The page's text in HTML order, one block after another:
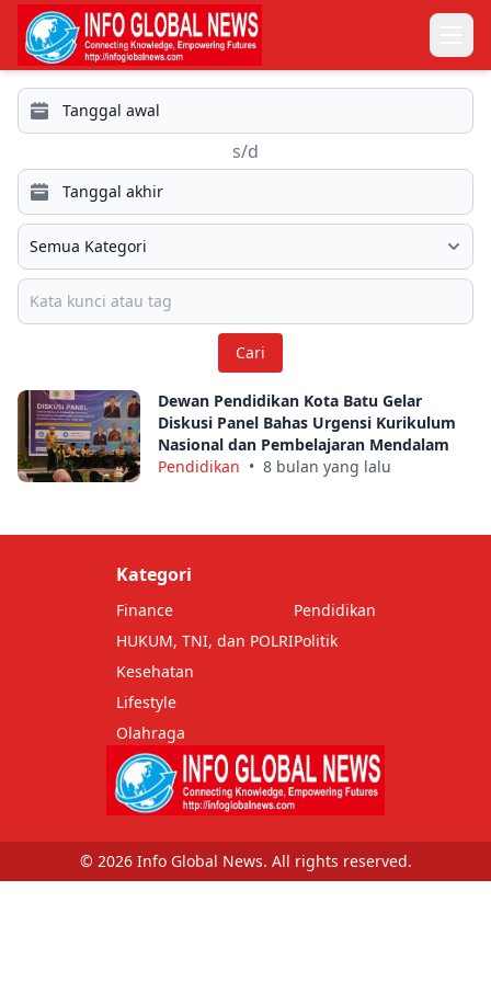
s/d
Cari
Dewan Pendidikan Kota Batu Gelar
Diskusi Panel Bahas Urgensi Kurikulum
Nasional dan Pembelajaran Mendalam
Pendidikan • 8 bulan yang lalu
Kategori
Finance
HUKUM, TNI, dan POLRI
Kesehatan
Lifestyle
Olahraga
Pendidikan
Politik
© 2026 Info Global News. All rights reserved.